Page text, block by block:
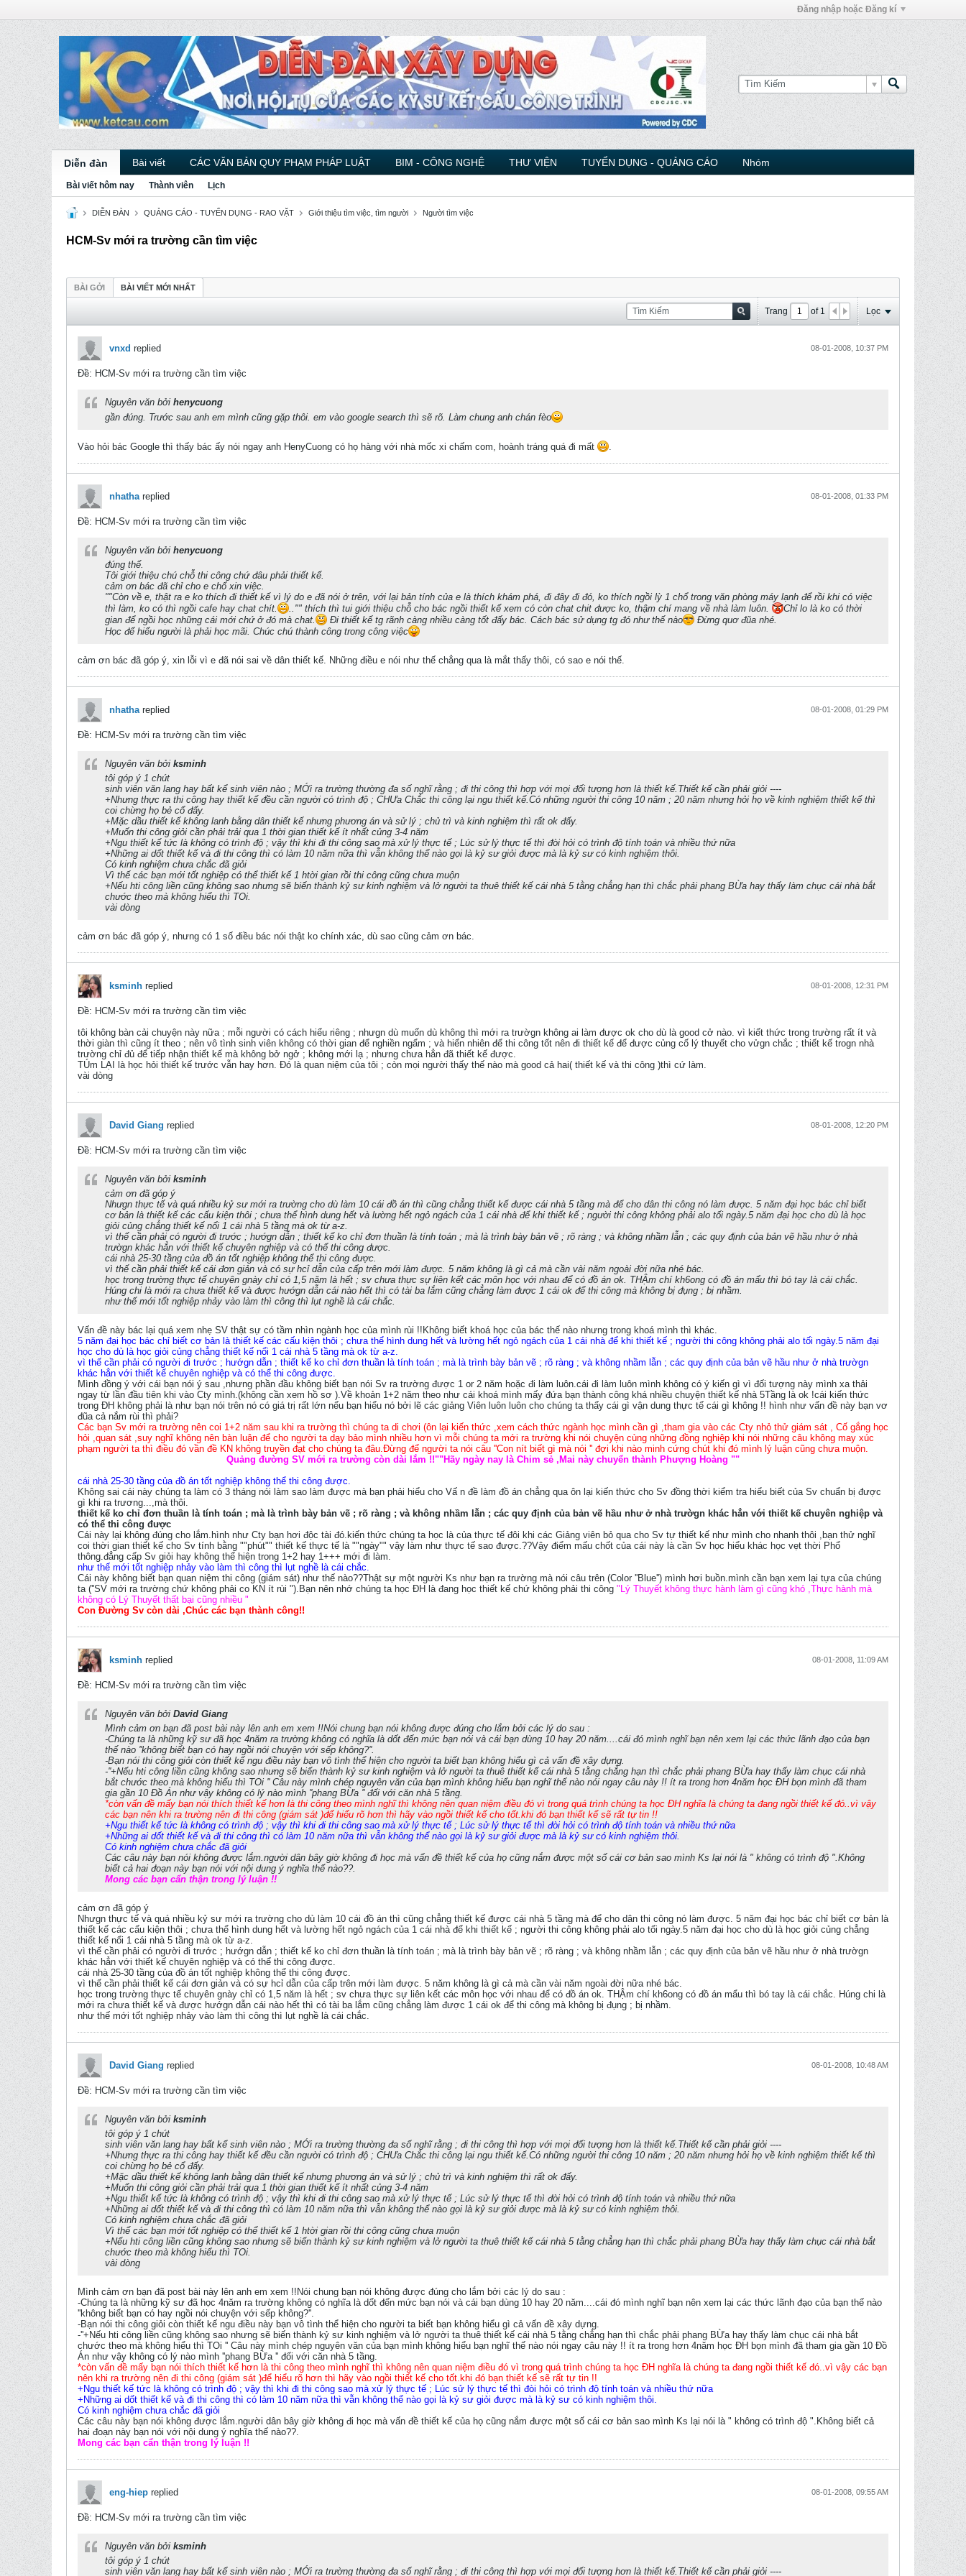
Đăng nhập hoặc Đăng kí
Diễn đàn Bài viết CÁC VĂN BẢN QUY PHẠM PHÁP LUẬT BIM - CÔNG NGHỆ THƯ VIỆN TUYỂN DỤNG - QUẢNG CÁO Nhóm
Bài viết hôm nay Thành viên Lịch
DIỄN ĐÀN QUẢNG CÁO - TUYỂN DỤNG - RAO VẶT Giới thiệu tìm việc, tìm người Người tìm việc
HCM-Sv mới ra trường cần tìm việc
BÀI GỞI BÀI VIẾT MỚI NHẤT
Trang of 1 Lọc
vnxd replied 08-01-2008, 10:37 PM
Ðề: HCM-Sv mới ra trường cần tìm việc
Nguyên văn bởi henycuong
gần đúng. Trước sau anh em mình cũng gặp thôi. em vào google search thì sẽ rõ. Làm chung anh chán fèo
Vào hỏi bác Google thì thấy bác ấy nói ngay anh HenyCuong có họ hàng với nhà mốc xi chấm com, hoành tráng quá đi mất .
nhathareplied 08-01-2008, 01:33 PM
Ðề: HCM-Sv mới ra trường cần tìm việc
Nguyên văn bởi henycuong
đúng thế.
Tôi giới thiệu chú chỗ thi công chứ đâu phải thiết kế.
cảm ơn bác đã chỉ cho e chổ xin việc.
""Còn về e, thật ra e ko thích đi thiết kế vì lý do e đã nói ở trên, với lại bản tính của e là thích khám phá, đi đây đi đó, ko thích ngồi lỳ 1 chổ trong văn phòng máy lạnh để rồi khi có việc
thì làm, ko có thì ngồi cafe hay chat chít.
.."" thích thì tui giới thiệu chỗ cho bác ngồi thiết kế xem có còn chat chit được ko, thậm chí mang về nhà làm luôn.
Chỉ lo là ko có thời
gian để ngồi học những cái mới chứ ở đó mà chat.
Đi thiết kế tg rãnh càng nhiều càng tốt đấy bác. Cách bác sử dụng tg đó như thế nào
Đừng quơ đũa nhé.
Học để hiểu người là phải học mãi. Chúc chú thành công trong công việc
cảm ơn bác đã góp ý, xin lỗi vì e đã nói sai về dân thiết kế. Những điều e nói như thế chẳng qua là mắt thấy thôi, có sao e nói thế.
nhathareplied 08-01-2008, 01:29 PM
Ðề: HCM-Sv mới ra trường cần tìm việc
Nguyên văn bởi ksminh
tôi góp ý 1 chút
sinh viên văn lang hay bất kể sinh viên nào ; MỚi ra trường thường đa số nghĩ rằng ; đi thi công thì hợp với mọi đối tượng hơn là thiết kế.Thiết kế cần phải giỏi ----
+Nhưng thực ra thi công hay thiết kế đều cần người có trình độ ; CHƯa Chắc thi công lại ngu thiết kế.Có những người thi công 10 năm ; 20 năm nhưng hỏi họ về kinh nghiệm thiết kế thì
coi chừng họ bẻ cổ đấy.
+Mặc dầu thiết kế không lanh bằng dân thiết kế nhưng phương án và sử lý ; chủ trì và kinh nghiệm thì rất ok đấy.
+Muốn thi công giỏi cần phải trải qua 1 thời gian thiết kế ít nhất củng 3-4 năm
+Ngu thiết kế tức là không có trình độ ; vậy thì khi đi thi công sao mà xử lý thực tế ; Lúc sử lý thực tế thì đòi hỏi có trình độ tính toán và nhiều thứ nữa
+Những ai dốt thiết kế và đi thi công thì có làm 10 năm nữa thì vẫn không thể nào gọi là kỷ sư giỏi được mà là kỷ sư có kinh nghiệm thôi.
Có kinh nghiệm chưa chắc đã giỏi
Vì thế các bạn mới tốt nghiệp có thể thiết kế 1 htời gian rồi thi công cũng chưa muộn
+Nếu hti công liền cũng không sao nhưng sẽ biến thành kỷ sư kinh nghiệm và lở người ta thuê thiết kế cái nhà 5 tằng chẳng hạn thì chắc phải phang BỪa hay thấy làm chục cái nhà bắt
chước theo mà không hiểu thì TOi.
vài dòng
cảm ơn bác đã góp ý, nhưng có 1 số điều bác nói thật ko chính xác, dù sao cũng cảm ơn bác.
ksminh replied 08-01-2008, 12:31 PM
Ðề: HCM-Sv mới ra trường cần tìm việc
tôi không bàn cải chuyện này nữa ; mỗi người có cách hiểu riêng ; nhưgn dù muốn dù không thì mới ra trườgn không ai làm được ok cho dù là good cở nào. vì kiết thức trong trường rất ít và
thời giàn thì cũng ít theo ; nên vô tình sinh viên không có thời gian để nghiền ngẩm ; và hiển nhiên để thi công tốt nên đi thiết kế để được củng cố lý thuyết cho vửgn chắc ; thiết kế trogn nhà
trường chỉ đủ để tiếp nhận thiết kế mà không bở ngở ; không mới lạ ; nhưng chưa hẳn đã thiết kế được.
TÚm LẠI là học hỏi thiết kế trước vẫn hay hơn. Đó là quan niệm của tôi ; còn mọi người thấy thế nào mà good cả hai( thiết kế và thi công )thì cứ làm.
vài dòng
David Giang replied 08-01-2008, 12:20 PM
Ðề: HCM-Sv mới ra trường cần tìm việc
Nguyên văn bởi ksminh
cảm ơn đã góp ý
Nhưgn thực tế và quá nhiều kỷ sư mới ra trường cho dù làm 10 cái đồ án thì cũng chẳng thiết kế được cái nhà 5 tầng mà để cho dân thi công nó làm được. 5 năm đại học bác chỉ biết
cơ bản là thiết kế các cấu kiện thôi ; chưa thể hình dung hết và lường hết ngỏ ngách của 1 cái nhà để khi thiết kế ; người thi công không phải alo tối ngày.5 năm đại học cho dù là học
giỏi củng chẳng thiết kế nổi 1 cái nhà 5 tầng mà ok từ a-z.
vì thế cần phải có người đi trước ; hướgn dẫn ; thiết kế ko chỉ đơn thuần là tính toán ; mà là trình bày bản vẽ ; rõ ràng ; và không nhầm lẫn ; các quy định của bản vẽ hầu như ở nhà
trườgn khác hẳn với thiết kế chuyên nghiệp và có thể thi công được.
cái nhà 25-30 tầng của đồ án tốt nghiệp không thể thi công được.
vì thế cần phải thiết kế cái đơn giản và có sự hcỉ dẫn của cấp trên mới làm được. 5 năm không là gì cả mà cần vài năm ngoài đời nữa nhé bác.
học trong trường thực tế chuyên gnày chỉ có 1,5 năm là hết ; sv chưa thực sự liên kết các môn học với nhau để có đồ án ok. THẬm chí kh6ong có đồ án mẩu thì bó tay là cái chắc.
Húng chi là mới ra chưa thiết kế và được hướgn dẫn cái nào hết thì có tài ba lắm cũng chẳng làm được 1 cái ok để thi công mà không bị đụng ; bị nhầm.
như thế mới tốt nghiệp nhảy vào làm thì công thì lụt nghề là cái chắc.
Vấn đề này bác lại quá xem nhẹ SV thật sự có tầm nhìn ngành học của mình rùi !!Không biết khoá học của bác thế nào nhưng trong khoá mình thì khác.
5 năm đại học bác chỉ biết cơ bản là thiết kế các cấu kiện thôi ; chưa thể hình dung hết và lường hết ngỏ ngách của 1 cái nhà để khi thiết kế ; người thi công không phải alo tối ngày.5 năm đại
học cho dù là học giỏi củng chẳng thiết kế nổi 1 cái nhà 5 tầng mà ok từ a-z.
vì thế cần phải có người đi trước ; hướgn dẫn ; thiết kế ko chỉ đơn thuần là tính toán ; mà là trình bày bản vẽ ; rõ ràng ; và không nhầm lẫn ; các quy định của bản vẽ hầu như ở nhà trườgn
khác hẳn với thiết kế chuyên nghiệp và có thể thi công được.
Mình đồng ý với cái bạn nói ý sau ,nhưng phần đầu không biết bạn nói Sv ra trường được 1 or 2 năm hoặc đi làm luôn.cái đi làm luôn mình không có ý kiến gì vì đối tượng này mình xa thải
ngay từ lần đầu tiên khi vào Cty mình.(không cần xem hồ sơ ).Về khoản 1+2 năm theo như cái khoá mình mấy đứa bạn thành công khá nhiều chuyện thiết kế nhà 5Tầng là ok !cái kiến thức
trong ĐH không phải là như bạn nói trên nó có giá trị rất lớn nếu bạn hiểu nó bởi lẽ các giảng Viên luôn luôn cho chúng ta thấy cái gì vận dung thực tế cái gì không !! hình như vấn đề này bạn vơ
đũa cả nắm rùi thì phải?
Các bạn Sv mới ra trường nên coi 1+2 năm sau khi ra trường thì chúng ta di chơi (ôn lại kiến thức ,xem cách thức ngành học mình cần gì ,tham gia vào các Cty nhỏ thử giám sát , Cố gắng học
hỏi ,quan sát ,suy nghĩ không nên bàn luận để cho người ta dạy bảo mình nhiều hơn vì mỗi chúng ta mới ra trường khi nói chuyện cùng những đồng nghiệp khi nói những câu không may xúc
phạm người ta thì điều đó vần đề KN không truyền đạt cho chúng ta đâu.Đừng để người ta nói câu ''Con nít biết gì mà nói '' đợi khi nào minh cứng chút khi đó mình lý luận cũng chưa muộn.
Quảng đường SV mới ra trường còn dài lắm !!""Hãy ngày nay là Chim sẻ ,Mai này chuyển thành Phượng Hoàng ""
cái nhà 25-30 tầng của đồ án tốt nghiệp không thể thi công được.
Không sai cái này chúng ta làm có 3 tháng nói làm sao làm được mà bạn phải hiểu cho Vấ n đề làm đồ án chẳng qua ôn lại kiến thức cho Sv đồng thời kiểm tra hiểu biết của Sv chuẩn bị được
gì khi ra trương...,mà thôi.
thiết kế ko chỉ đơn thuần là tính toán ; mà là trình bày bản vẽ ; rõ ràng ; và không nhầm lẫn ; các quy định của bản vẽ hầu như ở nhà trườgn khác hẳn với thiết kế chuyên nghiệp và
có thể thi công được
Cái này lại không đúng cho lắm.hình như Cty bạn hơi độc tài đó.kiến thức chúng ta học là của thực tế đôi khi các Giảng viên bỏ qua cho Sv tự thiết kế như mình cho nhanh thôi ,bạn thử nghĩ
coi thời gian thiết kế cho Sv tính bằng ""phút"" thiết kế thực tế là ""ngày"" vậy làm như thực tế sao được.??Vậy điểm mấu chốt của cái này là cần Sv học hiểu khác học vẹt thời Phổ
thông.đẳng cấp Sv giỏi hay không thể hiện trong 1+2 hay 1+++ mới đi làm.
như thế mới tốt nghiệp nhảy vào làm thì công thì lụt nghề là cái chắc.
Cái này không biết bạn quan niệm thi công (giám sát) như thế nào??Thật sự một người Ks như bạn ra trường mà nói câu trên (Color ''Blue'') mình hơi buồn.mình cần bạn xem lại tựa của chúng
ta (''SV mới ra trường chứ không phải co KN ít rùi ").Bạn nên nhớ chúng ta học ĐH là đang học thiết kế chứ không phải thi công "Lý Thuyết không thực hành làm gì cũng khó ,Thực hành mà
không có Lý Thuyết thất bại cũng nhiều "
Con Đường Sv còn dài ,Chúc các bạn thành công!!
ksminh replied 08-01-2008, 11:09 AM
Ðề: HCM-Sv mới ra trường cần tìm việc
Nguyên văn bởi David Giang
Mình cảm ơn bạn đã post bài này lên anh em xem !!Nói chung bạn nói không được đúng cho lắm bởi các lý do sau :
-Chúng ta là những kỹ sư đã học 4năm ra trường không có nghĩa là dốt đến mức bạn nói và cái bạn dùng 10 hay 20 năm....cái đó mình nghĩ bạn nên xem lại các thức lãnh đạo của bạn
thế nào ''không biết bạn có hay ngồi nói chuyện với sếp không?''.
-Bạn nói thi công giỏi còn thiết kế ngu điều này bạn vô tình thể hiện cho người ta biết bạn không hiểu gì cả vấn đề xây dựng.
-''+Nếu hti công liền cũng không sao nhưng sẽ biến thành kỷ sư kinh nghiệm và lở người ta thuê thiết kế cái nhà 5 tằng chẳng hạn thì chắc phải phang BỪa hay thấy làm chục cái nhà
bắt chước theo mà không hiểu thì TOi '' Câu này mình chép nguyên văn của bạn mình không hiểu bạn nghĩ thế nào nói ngay câu này !! ít ra trong hơn 4năm học ĐH bọn mình đã tham
gia gần 10 Đồ Án như vậy không có lý nào mình ''phang BỪa '' đối với căn nhà 5 tầng.
*còn vấn đề mấy bạn nói thích thiết kế hơn là thi công theo mình nghĩ thì không nên quan niệm điều đó vì trong quá trình chúng ta học ĐH nghĩa là chúng ta đang ngồi thiết kế đó..vì vậy
các bạn nên khi ra trường nên đi thi công (giám sát )để hiểu rõ hơn thì hãy vào ngồi thiết kế cho tốt.khi đó bạn thiết kế sẽ rất tự tin !!
+Ngu thiết kế tức là không có trình độ ; vậy thì khi đi thi công sao mà xử lý thực tế ; Lúc sử lý thực tế thì đòi hỏi có trình độ tính toán và nhiều thứ nữa
+Những ai dốt thiết kế và đi thi công thì có làm 10 năm nữa thì vẫn không thể nào gọi là kỷ sư giỏi được mà là kỷ sư có kinh nghiệm thôi.
Có kinh nghiệm chưa chắc đã giỏi
Các câu này bạn nói không được lắm.người dân bây giờ không đi học mà vấn đề thiết kế của họ cũng nắm được một số cái cơ bản sao mình Ks lại nói là " không có trình độ ".Không
biết cả hai đoạn này bạn nói với nội dung ý nghĩa thế nào??.
Mong các bạn cẩn thận trong lý luận !!
cảm ơn đã góp ý
Nhưgn thực tế và quá nhiều kỷ sư mới ra trường cho dù làm 10 cái đồ án thì cũng chẳng thiết kế được cái nhà 5 tầng mà để cho dân thi công nó làm được. 5 năm đại học bác chỉ biết cơ bản là
thiết kế các cấu kiện thôi ; chưa thể hình dung hết và lường hết ngỏ ngách của 1 cái nhà để khi thiết kế ; người thi công không phải alo tối ngày.5 năm đại học cho dù là học giỏi củng chẳng
thiết kế nổi 1 cái nhà 5 tầng mà ok từ a-z.
vì thế cần phải có người đi trước ; hướgn dẫn ; thiết kế ko chỉ đơn thuần là tính toán ; mà là trình bày bản vẽ ; rõ ràng ; và không nhầm lẫn ; các quy định của bản vẽ hầu như ở nhà trườgn
khác hẳn với thiết kế chuyên nghiệp và có thể thi công được.
cái nhà 25-30 tầng của đồ án tốt nghiệp không thể thi công được.
vì thế cần phải thiết kế cái đơn giản và có sự hcỉ dẫn của cấp trên mới làm được. 5 năm không là gì cả mà cần vài năm ngoài đời nữa nhé bác.
học trong trường thực tế chuyên gnày chỉ có 1,5 năm là hết ; sv chưa thực sự liên kết các môn học với nhau để có đồ án ok. THẬm chí kh6ong có đồ án mẩu thì bó tay là cái chắc. Húng chi là
mới ra chưa thiết kế và được hướgn dẫn cái nào hết thì có tài ba lắm cũng chẳng làm được 1 cái ok để thi công mà không bị đụng ; bị nhầm.
như thế mới tốt nghiệp nhảy vào làm thì công thì lụt nghề là cái chắc.
David Giang replied 08-01-2008, 10:48 AM
Ðề: HCM-Sv mới ra trường cần tìm việc
Nguyên văn bởi ksminh
tôi góp ý 1 chút
sinh viên văn lang hay bất kể sinh viên nào ; MỚi ra trường thường đa số nghĩ rằng ; đi thi công thì hợp với mọi đối tượng hơn là thiết kế.Thiết kế cần phải giỏi ----
+Nhưng thực ra thi công hay thiết kế đều cần người có trình độ ; CHƯa Chắc thi công lại ngu thiết kế.Có những người thi công 10 năm ; 20 năm nhưng hỏi họ về kinh nghiệm thiết kế thì
coi chừng họ bẻ cổ đấy.
+Mặc dầu thiết kế không lanh bằng dân thiết kế nhưng phương án và sử lý ; chủ trì và kinh nghiệm thì rất ok đấy.
+Muốn thi công giỏi cần phải trải qua 1 thời gian thiết kế ít nhất củng 3-4 năm
+Ngu thiết kế tức là không có trình độ ; vậy thì khi đi thi công sao mà xử lý thực tế ; Lúc sử lý thực tế thì đòi hỏi có trình độ tính toán và nhiều thứ nữa
+Những ai dốt thiết kế và đi thi công thì có làm 10 năm nữa thì vẫn không thể nào gọi là kỷ sư giỏi được mà là kỷ sư có kinh nghiệm thôi.
Có kinh nghiệm chưa chắc đã giỏi
Vì thế các bạn mới tốt nghiệp có thể thiết kế 1 htời gian rồi thi công cũng chưa muộn
+Nếu hti công liền cũng không sao nhưng sẽ biến thành kỷ sư kinh nghiệm và lở người ta thuê thiết kế cái nhà 5 tằng chẳng hạn thì chắc phải phang BỪa hay thấy làm chục cái nhà bắt
chước theo mà không hiểu thì TOi.
vài dòng
Mình cảm ơn bạn đã post bài này lên anh em xem !!Nói chung bạn nói không được đúng cho lắm bởi các lý do sau :
-Chúng ta là những kỹ sư đã học 4năm ra trường không có nghĩa là dốt đến mức bạn nói và cái bạn dùng 10 hay 20 năm....cái đó mình nghĩ bạn nên xem lại các thức lãnh đạo của bạn thế nào
''không biết bạn có hay ngồi nói chuyện với sếp không?''.
-Bạn nói thi công giỏi còn thiết kế ngu điều này bạn vô tình thể hiện cho người ta biết bạn không hiểu gì cả vấn đề xây dựng.
-''+Nếu hti công liền cũng không sao nhưng sẽ biến thành kỷ sư kinh nghiệm và lở người ta thuê thiết kế cái nhà 5 tằng chẳng hạn thì chắc phải phang BỪa hay thấy làm chục cái nhà bắt
chước theo mà không hiểu thì TOi '' Câu này mình chép nguyên văn của bạn mình không hiểu bạn nghĩ thế nào nói ngay câu này !! ít ra trong hơn 4năm học ĐH bọn mình đã tham gia gần 10 Đồ
Án như vậy không có lý nào mình ''phang BỪa '' đối với căn nhà 5 tầng.
*còn vấn đề mấy bạn nói thích thiết kế hơn là thi công theo mình nghĩ thì không nên quan niệm điều đó vì trong quá trình chúng ta học ĐH nghĩa là chúng ta đang ngồi thiết kế đó..vì vậy các bạn
nên khi ra trường nên đi thi công (giám sát )để hiểu rõ hơn thì hãy vào ngồi thiết kế cho tốt.khi đó bạn thiết kế sẽ rất tự tin !!
+Ngu thiết kế tức là không có trình độ ; vậy thì khi đi thi công sao mà xử lý thực tế ; Lúc sử lý thực tế thì đòi hỏi có trình độ tính toán và nhiều thứ nữa
+Những ai dốt thiết kế và đi thi công thì có làm 10 năm nữa thì vẫn không thể nào gọi là kỷ sư giỏi được mà là kỷ sư có kinh nghiệm thôi.
Có kinh nghiệm chưa chắc đã giỏi
Các câu này bạn nói không được lắm.người dân bây giờ không đi học mà vấn đề thiết kế của họ cũng nắm được một số cái cơ bản sao mình Ks lại nói là " không có trình độ ".Không biết cả
hai đoạn này bạn nói với nội dung ý nghĩa thế nào??.
Mong các bạn cẩn thận trong lý luận !!
eng-hiep replied 08-01-2008, 09:55 AM
Ðề: HCM-Sv mới ra trường cần tìm việc
Nguyên văn bởi ksminh
tôi góp ý 1 chút
sinh viên văn lang hay bất kể sinh viên nào ; MỚi ra trường thường đa số nghĩ rằng ; đi thi công thì hợp với mọi đối tượng hơn là thiết kế.Thiết kế cần phải giỏi ----